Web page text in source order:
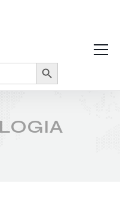
Search Button